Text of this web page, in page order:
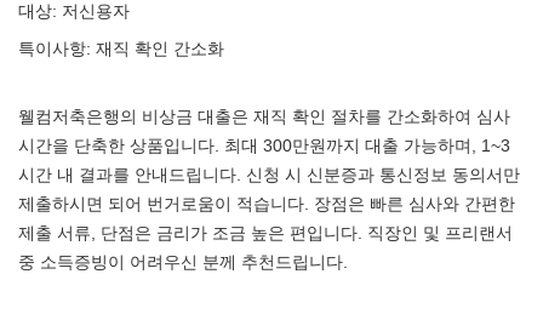
대상: 저신용자
특이사항: 재직 확인 간소화
웰컴저축은행의 비상금 대출은 재직 확인 절차를 간소화하여 심사
시간을 단축한 상품입니다. 최대 300만원까지 대출 가능하며, 1~3
시간 내 결과를 안내드립니다. 신청 시 신분증과 통신정보 동의서만
제출하시면 되어 번거로움이 적습니다. 장점은 빠른 심사와 간편한
제출 서류, 단점은 금리가 조금 높은 편입니다. 직장인 및 프리랜서
중 소득증빙이 어려우신 분께 추천드립니다.